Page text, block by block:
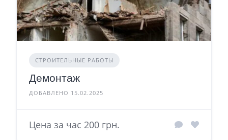
СТРОИТЕЛЬНЫЕ РАБОТЫ
Демонтаж
ДОБАВЛЕНО 15.02.2025
Цена за час 200 грн.